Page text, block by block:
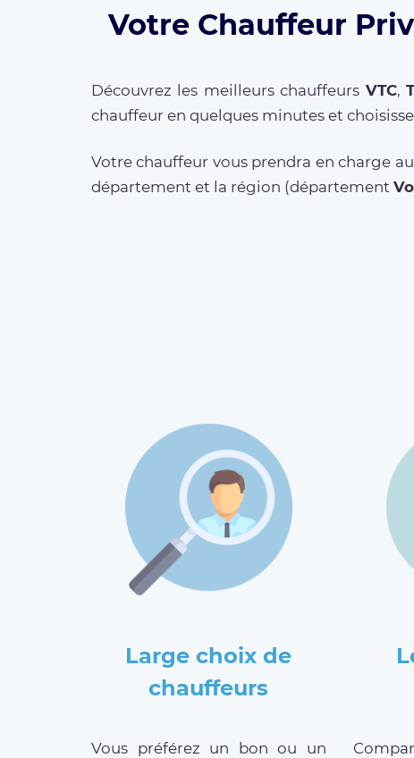
Votre Chauffeur
Découvrez les meilleurs chauffeurs VTC,
chauffeur en quelques minutes et
Votre chauffeur vous prendra en charge
département et la région (département
Large choix de
chauffeurs
Vous préférez un bon ou un